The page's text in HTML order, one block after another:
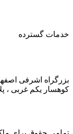
خدمات گسترده
بزرگراه اشرفی
کوهسار یکم غربی ،